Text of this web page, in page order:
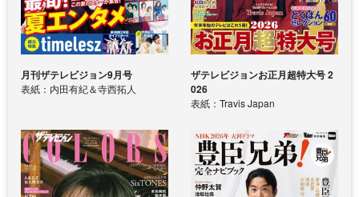
月刊ザテレビジョン9月号
表紙：内田有紀＆寺西拓人
ザテレビジョンお正月超特大号 2
026
表紙：Travis Japan